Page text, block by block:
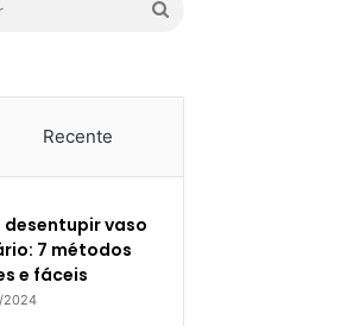
Recente
desentupir vaso
7 métodos
e fáceis
2024